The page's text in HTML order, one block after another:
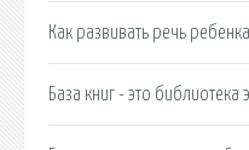
Как развивать речь
База книг - это